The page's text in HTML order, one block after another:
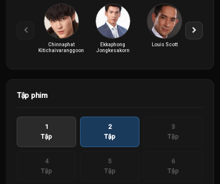
Chinnaphat
Kitichaivaranggoon
Ekkaphong
Jongkesakorn
Louis Scott
Tập phim
1
Tập
2
Tập
3
Tập
4
Tập
5
Tập
6
Tập